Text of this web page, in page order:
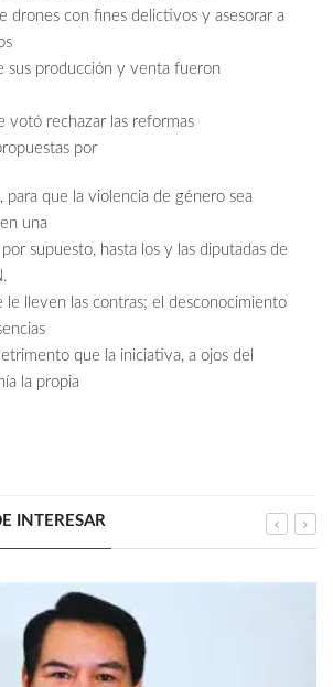
drones con fines delictivos y asesorar a
sus producción y venta fueron
votó rechazar las reformas
por
para que la violencia de género sea
una
supuesto, hasta los y las diputadas de
le lleven las contras; el desconocimiento
que la iniciativa, a ojos del
la propia
INTERESAR